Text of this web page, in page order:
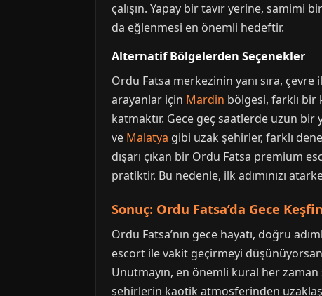
çalışın. Yapay bir tavır yerine,
da eğlenmesi en önemli hedeftir.
Alternatif Bölgelerden Seçenekler
Ordu Fatsa merkezinin yanı sıra,
arayanlar için Mardin bölgesi, farklı
katmaktır. Gece geç saatlerde uzun bir
ve Malatya gibi uzak şehirler, farklı
dışarı çıkan bir Ordu Fatsa premium
pratiktir. Bu nedenle, ilk adımınızı
Sonuç: Ordu Fatsa’da Gece
Ordu Fatsa’nın gece hayatı, doğru
escort ile vakit geçirmeyi
Unutmayın, en önemli kural her
şehirlerin kaotik atmosferinden